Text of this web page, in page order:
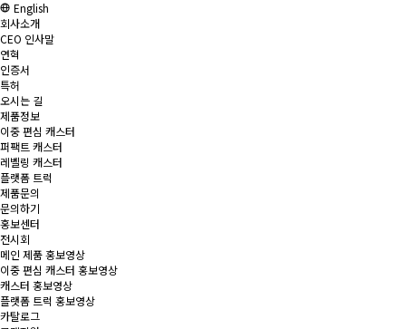
English
회사소개
CEO 인사말
연혁
인증서
특허
오시는 길
제품정보
이중 편심 캐스터
퍼팩트 캐스터
레벨링 캐스터
플랫폼 트럭
제품문의
문의하기
홍보센터
전시회
메인 제품 홍보영상
이중 편심 캐스터 홍보영상
캐스터 홍보영상
플랫폼 트럭 홍보영상
카탈로그